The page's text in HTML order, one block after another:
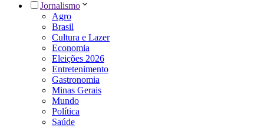
Jornalismo
Agro
Brasil
Cultura e Lazer
Economia
Eleições 2026
Entretenimento
Gastronomia
Minas Gerais
Mundo
Política
Saúde